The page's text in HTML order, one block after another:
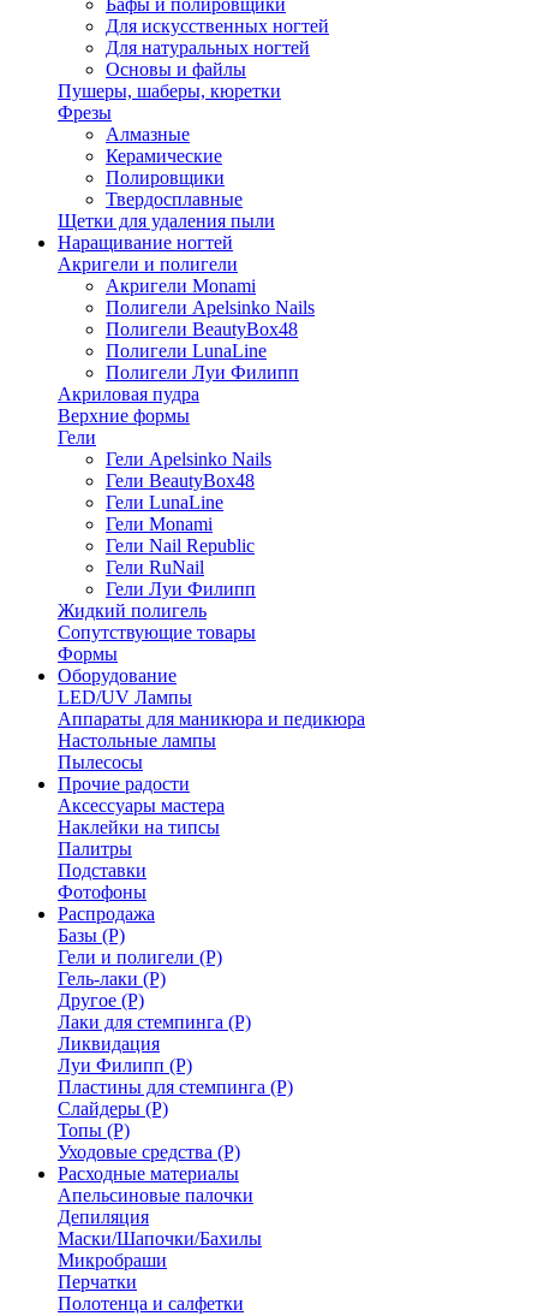
Бафы и полировщики
Для искусственных ногтей
Для натуральных ногтей
Основы и файлы
Пушеры, шаберы, кюретки
Фрезы
Алмазные
Керамические
Полировщики
Твердосплавные
Щетки для удаления пыли
Наращивание ногтей
Акригели и полигели
Акригели Monami
Полигели Apelsinko Nails
Полигели BeautyBox48
Полигели LunaLine
Полигели Луи Филипп
Акриловая пудра
Верхние формы
Гели
Гели Apelsinko Nails
Гели BeautyBox48
Гели LunaLine
Гели Monami
Гели Nail Republic
Гели RuNail
Гели Луи Филипп
Жидкий полигель
Сопутствующие товары
Формы
Оборудование
LED/UV Лампы
Аппараты для маникюра и педикюра
Настольные лампы
Пылесосы
Прочие радости
Аксессуары мастера
Наклейки на типсы
Палитры
Подставки
Фотофоны
Распродажа
Базы (Р)
Гели и полигели (Р)
Гель-лаки (Р)
Другое (Р)
Лаки для стемпинга (Р)
Ликвидация
Луи Филипп (Р)
Пластины для стемпинга (Р)
Слайдеры (Р)
Топы (Р)
Уходовые средства (Р)
Расходные материалы
Апельсиновые палочки
Депиляция
Маски/Шапочки/Бахилы
Микробраши
Перчатки
Полотенца и салфетки